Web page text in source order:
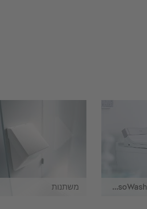
אסלה חכמה SensoWash משתנות